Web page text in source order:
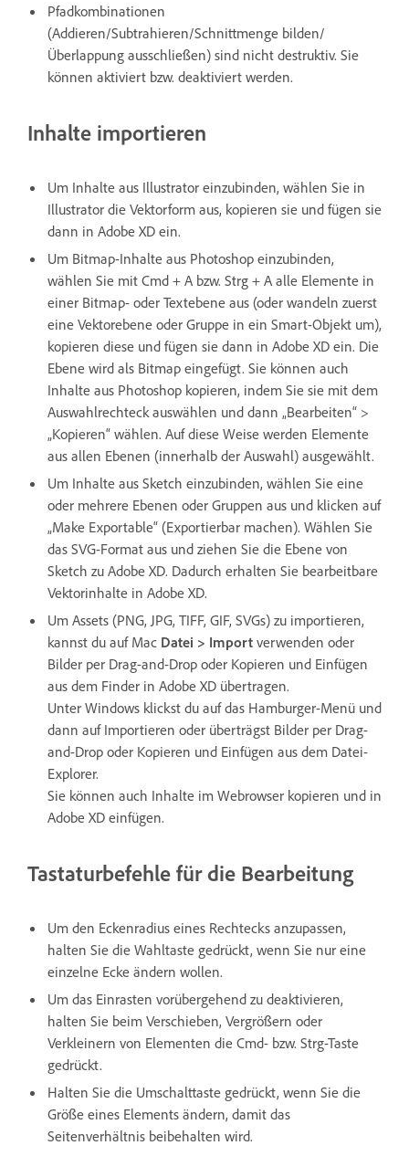
Pfadkombinationen
(Addieren/Subtrahieren/Schnittmenge bilden/
Überlappung ausschließen) sind nicht destruktiv. Sie
können aktiviert bzw. deaktiviert werden.
Inhalte importieren
Um Inhalte aus Illustrator einzubinden, wählen Sie in
Illustrator die Vektorform aus, kopieren sie und fügen sie
dann in Adobe XD ein.
Um Bitmap-Inhalte aus Photoshop einzubinden,
wählen Sie mit Cmd + A bzw. Strg + A alle Elemente in
einer Bitmap- oder Textebene aus (oder wandeln zuerst
eine Vektorebene oder Gruppe in ein Smart-Objekt um),
kopieren diese und fügen sie dann in Adobe XD ein. Die
Ebene wird als Bitmap eingefügt. Sie können auch
Inhalte aus Photoshop kopieren, indem Sie sie mit dem
Auswahlrechteck auswählen und dann „Bearbeiten“ >
„Kopieren“ wählen. Auf diese Weise werden Elemente
aus allen Ebenen (innerhalb der Auswahl) ausgewählt.
Um Inhalte aus Sketch einzubinden, wählen Sie eine
oder mehrere Ebenen oder Gruppen aus und klicken auf
„Make Exportable“ (Exportierbar machen). Wählen Sie
das SVG-Format aus und ziehen Sie die Ebene von
Sketch zu Adobe XD. Dadurch erhalten Sie bearbeitbare
Vektorinhalte in Adobe XD.
Um Assets (PNG, JPG, TIFF, GIF, SVGs) zu importieren,
kannst du auf Mac Datei > Import verwenden oder
Bilder per Drag-and-Drop oder Kopieren und Einfügen
aus dem Finder in Adobe XD übertragen.
Unter Windows klickst du auf das Hamburger-Menü und
dann auf Importieren oder überträgst Bilder per Drag-
and-Drop oder Kopieren und Einfügen aus dem Datei-
Explorer.
Sie können auch Inhalte im Webrowser kopieren und in
Adobe XD einfügen.
Tastaturbefehle für die Bearbeitung
Um den Eckenradius eines Rechtecks anzupassen,
halten Sie die Wahltaste gedrückt, wenn Sie nur eine
einzelne Ecke ändern wollen.
Um das Einrasten vorübergehend zu deaktivieren,
halten Sie beim Verschieben, Vergrößern oder
Verkleinern von Elementen die Cmd- bzw. Strg-Taste
gedrückt.
Halten Sie die Umschalttaste gedrückt, wenn Sie die
Größe eines Elements ändern, damit das
Seitenverhältnis beibehalten wird.